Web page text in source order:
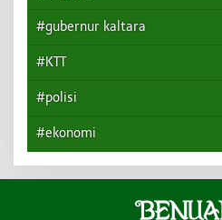
#gubernur kaltara
#KTT
#polisi
#ekonomi